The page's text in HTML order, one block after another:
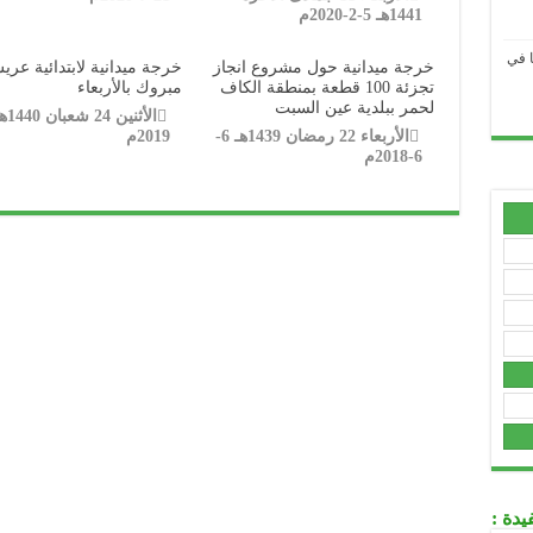
1441هـ 5-2-2020م
خرجة ميدانية لابتدائية
مبروك بالأربعاء
2019م
خرجة ميدانية حول مشروع انجاز
تجزئة 100 قطعة بمنطقة الكاف
لحمر ببلدية عين السبت
الأربعاء 22 رمضان 1439هـ 6-
6-2018م
في
: